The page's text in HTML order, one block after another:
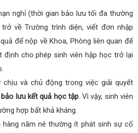
nghỉ (thời gian bảo lưu tối đa thường
về Trường trình diện, viết đơn nhập
để nộp về Khoa, Phòng liên quan để
định cho phép sinh viên hập học trở lại
chịu và chủ động trong việc giải quyết
bảo lưu kết quả học tập. Vì vậy, sinh viên
hợp bất khả kháng.
hàng năm nê thường ít phát sinh sự cố